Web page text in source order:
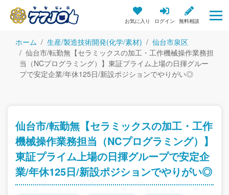
お気に入り ログイン 無料相談
ホーム 生産/製造技術開発(化学/素材)
仙台市泉区
仙台市/転勤無【セラミックスの加工・工作機械操作業務担
当（NCプログラミング）】東証プライム上場の日揮グルー
プで安定企業/年休125日/新設ポジションでやりがい◎
仙台市/転勤無【セラミックスの加工・工作
機械操作業務担当（NCプログラミング）】
東証プライム上場の日揮グループで安定企
業/年休125日/新設ポジションでやりがい◎